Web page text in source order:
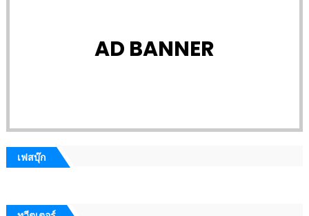
AD BANNER
เฟสบุ๊ก